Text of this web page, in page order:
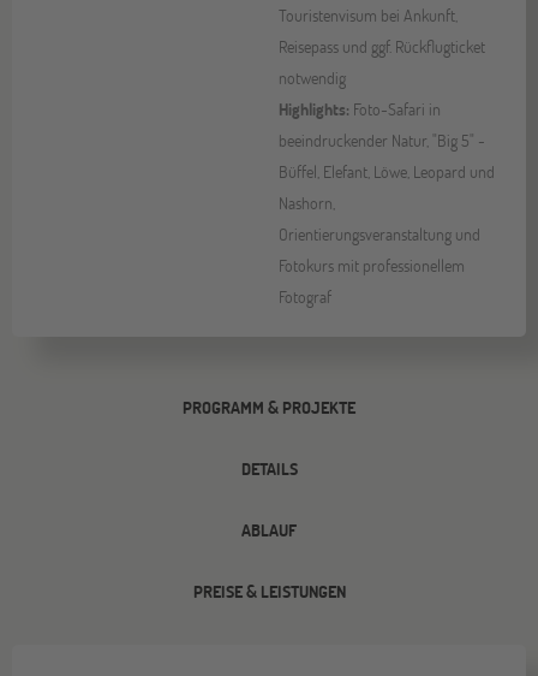
Touristenvisum bei Ankunft,
Reisepass und ggf. Rückflugticket
notwendig
Highlights: Foto-Safari in
beeindruckender Natur, "Big 5" -
Büffel, Elefant, Löwe, Leopard und
Nashorn,
Orientierungsveranstaltung und
Fotokurs mit professionellem
Fotograf
PROGRAMM & PROJEKTE
DETAILS
ABLAUF
PREISE & LEISTUNGEN